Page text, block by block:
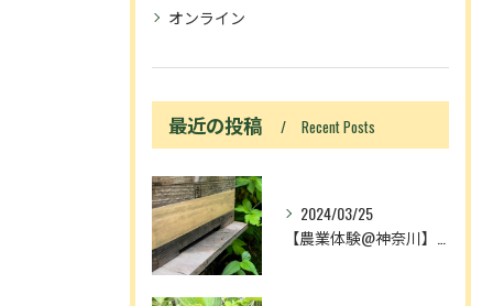
オンライン
最近の投稿 Recent Posts
2024/03/25